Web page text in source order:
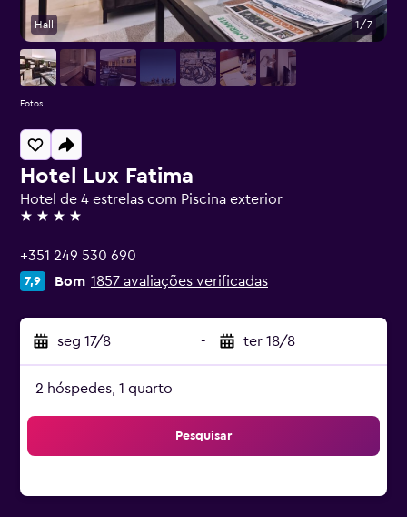
Hotel Lux Fatima
Hotel de 4 estrelas com Piscina exterior
4 estrelas
+351 249 530 690
7,9 Bom 1857 avaliações verificadas
seg 17/8 - ter 18/8
2 hóspedes, 1 quarto
Pesquisar
Hall 1/7
Fotos